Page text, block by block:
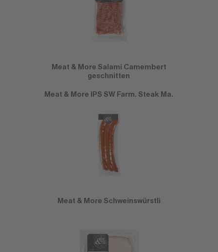
Meat & More Salami Camembert
geschnitten
Meat & More IPS SW Farm. Steak Ma.
Meat & More Schweinswürstli